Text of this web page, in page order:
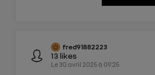
fred91882223
13 likes
Le 30 avril 2025à 09:25